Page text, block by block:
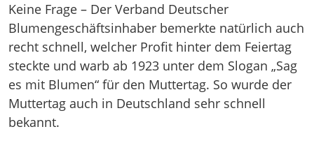
Keine Frage – Der Verband Deutscher
Blumengeschäftsinhaber bemerkte natürlich auch
recht schnell, welcher Profit hinter dem Feiertag
steckte und warb ab 1923 unter dem Slogan „Sag
es mit Blumen“ für den Muttertag. So wurde der
Muttertag auch in Deutschland sehr schnell
bekannt.